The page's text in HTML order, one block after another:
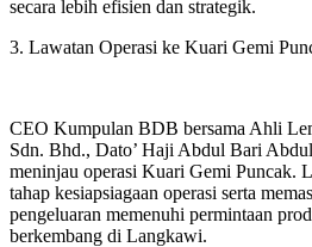
secara lebih efisien dan strategik.
3. Lawatan Operasi ke Kuari Gemi
CEO Kumpulan BDB bersama Ahli
Sdn. Bhd., Dato’ Haji Abdul Bari
meninjau operasi Kuari Gemi Puncak.
tahap kesiapsiagaan operasi serta
pengeluaran memenuhi permintaan
berkembang di Langkawi.